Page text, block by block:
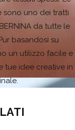
sono uno dei tratti
da tutte le
basandosi su
un utilizzo facile e
tue idee creative in